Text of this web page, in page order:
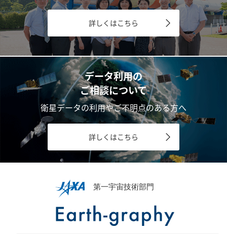
詳しくはこちら
データ利用の
ご相談について
衛星データの利用やご不明点のある方へ
詳しくはこちら